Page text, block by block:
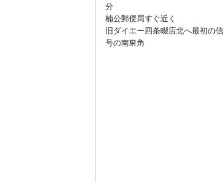
分
楠公郵便局すぐ近く
旧ダイエー四条畷店北へ最初の信
号の南東角